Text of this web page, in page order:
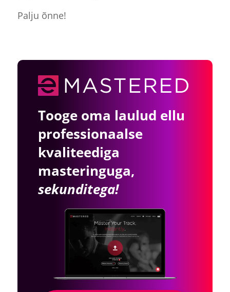
Palju õnne!
Tooge oma laulud ellu
professionaalse
kvaliteediga
masteringuga,
sekunditega!